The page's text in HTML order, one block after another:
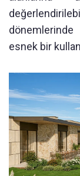
esnek bir